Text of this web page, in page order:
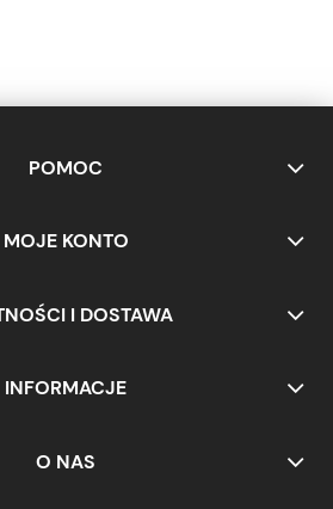
POMOC
MOJE KONTO
I DOSTAWA
INFORMACJE
O NAS